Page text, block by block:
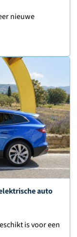
nieuwe
auto
is voor een